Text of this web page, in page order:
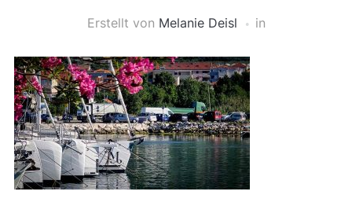
Erstellt von Melanie Deisl in